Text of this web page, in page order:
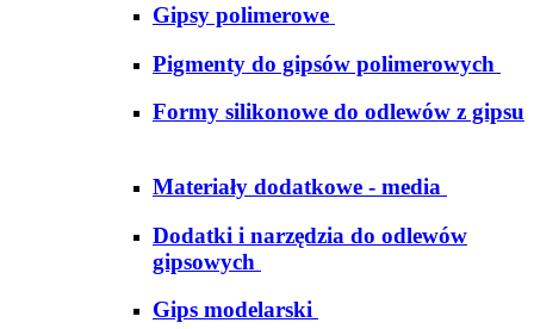
Gipsy polimerowe
Pigmenty do gipsów polimerowych
Formy silikonowe do odlewów z gipsu
Materiały dodatkowe - media
Dodatki i narzędzia do odlewów
gipsowych
Gips modelarski